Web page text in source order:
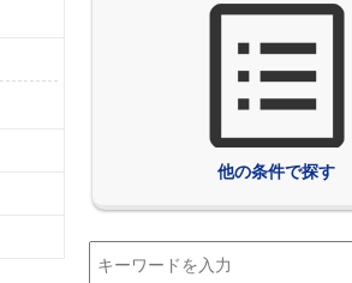
他の条件で探す